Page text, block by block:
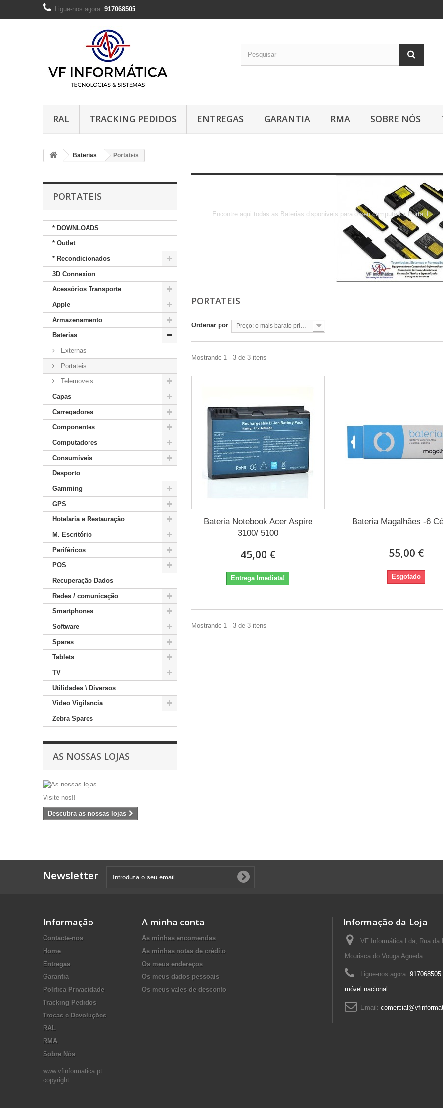
Ligue-nos agora: 917068505
RAL TRACKING PEDIDOS ENTREGAS GARANTIA RMA SOBRE NÓS
Baterias Portateis
PORTATEIS
* DOWNLOADS
* Outlet
* Recondicionados
3D Connexion
Acessórios Transporte
Apple
Armazenamento
Baterias
Externas
Portateis
Telemoveis
Capas
Carregadores
Componentes
Computadores
Consumiveis
Desporto
Gamming
GPS
Hotelaria e Restauração
M. Escritório
Periféricos
POS
Recuperação Dados
Redes / comunicação
Smartphones
Software
Spares
Tablets
TV
Utilidades \ Diversos
Video Vigilancia
Zebra Spares
AS NOSSAS LOJAS
Visite-nos!!
Descubra as nossas lojas
Encontre aqui todas as Baterias disponiveis para o seu computador Portatil.
PORTATEIS
Ordenar por Preço: o mais barato primeiro
Mostrando 1 - 3 de 3 itens
Bateria Notebook Acer Aspire
3100/ 5100
45,00 €
Entrega Imediata!
Bateria Magalhães -6
55,00 €
Esgotado
Mostrando 1 - 3 de 3 itens
Newsletter
Informação
Contacte-nos
Home
Entregas
Garantia
Politica Privacidade
Tracking Pedidos
Trocas e Devoluções
RAL
RMA
Sobre Nós
www.vfinformatica.pt
copyright.
A minha conta
As minhas encomendas
As minhas notas de crédito
Os meus endereços
Os meus dados pessoais
Os meus vales de desconto
Informação da Loja
VF Informática Lda, Rua da
Mourisca do Vouga Agueda
Ligue-nos agora:
móvel nacional
Email: